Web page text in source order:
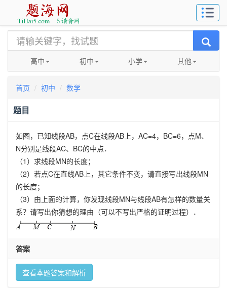
高中 初中 小学 其他
首页 初中 数学
题目
如图，已知线段AB，点C在线段AB 上， AC=4， BC=6，点M、
N分别是线段AC、 BC的中点．
（1 ）求线段MN的长度；
（2）若点C在直线AB 上，其它条件不变，请直接写出线段MN
的长度；
（3）由上面的计算，你发现线段MN与线段AB有怎样的数量关
系？请写出你猜想的理由（可以不写出严格的证明过程）．
答案
查看本题答案和解析